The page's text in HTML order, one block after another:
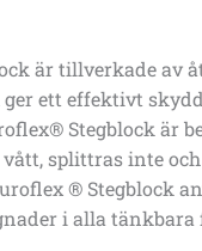
är tillverkade av
ger ett effektivt
Stegblock är
splittras inte
® Stegblock
i alla tänkbara